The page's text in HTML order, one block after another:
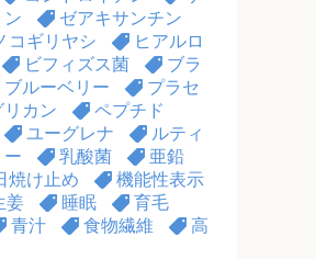
ン
ゼアキサンチン
コギリヤシ
ヒアルロ
ビフィズス菌
ブラ
ブルーベリー
プラセ
リカン
ペプチド
ユーグレナ
ルティ
ー 乳酸菌
亜鉛
焼け止め
機能性表示
姜 睡眠
育毛
青汁 食物繊維
高